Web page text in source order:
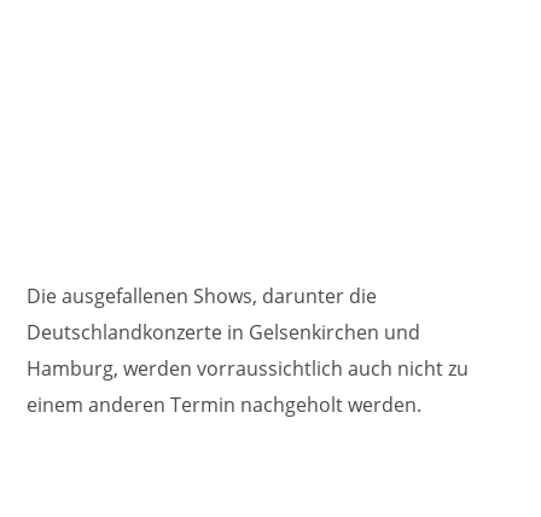
Die ausgefallenen Shows, darunter die
Deutschlandkonzerte in Gelsenkirchen und
Hamburg, werden vorraussichtlich auch nicht zu
einem anderen Termin nachgeholt werden.